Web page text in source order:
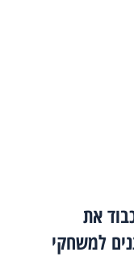
את
למשחקי